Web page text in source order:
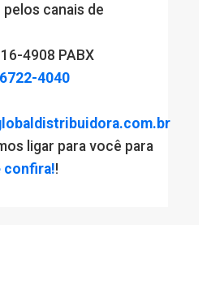
canais de
4908 PABX
4040
ligar para você para
confira!!